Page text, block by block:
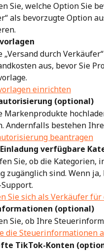
Sie, welche Option Sie
als bevorzugte Option
„Versand durch
aus, bevor Sie
einrichten
(optional)
Markenprodukte
Andernfalls bestehen
beantragen
verfügbare
Sie, ob die Kategorien,
zugänglich sind. Wenn
Sie sich als Verkäufer
(optional)
Sie, ob Ihre
die Steuerinformationen
TikTok-Konten